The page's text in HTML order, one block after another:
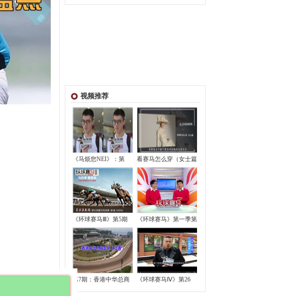
视频推荐
《马烦您NEI》：第 看赛马怎么穿（女士篇
《环球赛马Ⅲ》第5期 《环球赛马》第一季第
第7期：香港中华总商 《环球赛马Ⅳ》第26